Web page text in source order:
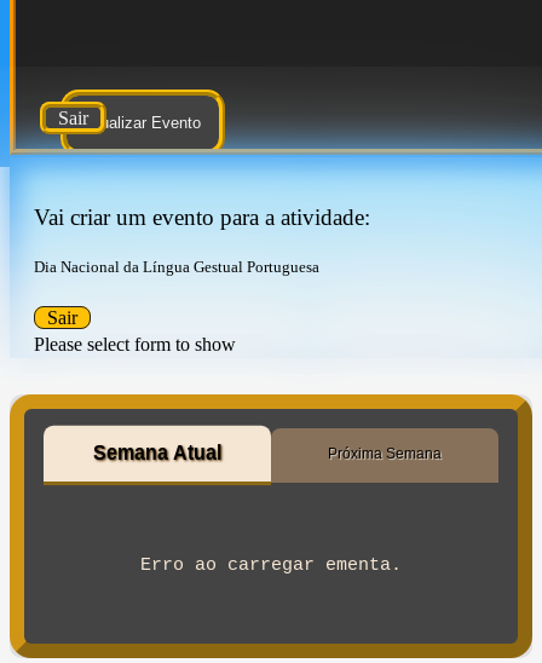
Atualizar Evento
Sair
Vai criar um evento para a atividade:
Dia Nacional da Língua Gestual Portuguesa
Please select form to show
Sair
Semana Atual Próxima Semana
Erro ao carregar ementa.